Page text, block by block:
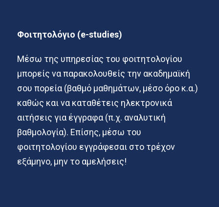
Φοιτητολόγιο (e-studies)
Μέσω της υπηρεσίας του φοιτητολογίου
μπορείς να παρακολουθείς την ακαδημαϊκή
σου πορεία (βαθμό μαθημάτων, μέσο όρο κ.α.)
καθώς και να καταθέτεις ηλεκτρονικά
αιτήσεις για έγγραφα (π.χ. αναλυτική
βαθμολογία). Επίσης, μέσω του
φοιτητολογίου εγγράφεσαι στο τρέχον
εξάμηνο, μην το αμελήσεις!